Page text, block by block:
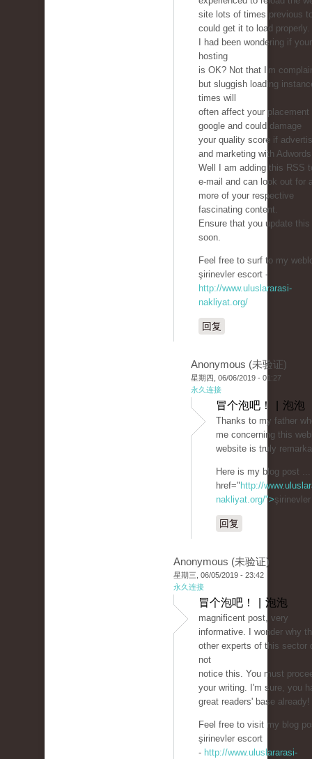
site lots of times previous
could get it to load properly.
I had been wondering if
hosting
is OK? Not that I'm
but sluggish loading
times will
often affect your placement
google and could damage
your quality score if
and marketing with
Well I am adding this RSS
e-mail and can look out for
more of your respective
fascinating content.
Ensure that you update this
soon.
Feel free to surf to my
şirinevler escort -
http://www.uluslararasi-
nakliyat.org/
回复
Anonymous (未验证)
星期四, 06/06/2019 - 01:27
永久连接
冒个泡吧！ | 泡泡
Thanks to my father
me concerning this
website is truly
Here is my blog post
href=" http://
nakliyat.org/">
回复
Anonymous (未验证)
星期三, 06/05/2019 - 23:42
永久连接
冒个泡吧！ | 泡泡
magnificent post, very
informative. I wonder why
other experts of this sector
not
notice this. You must
your writing. I'm sure, you
great readers' base already!
Feel free to visit my blog
şirinevler escort
- http://www.uluslararasi-